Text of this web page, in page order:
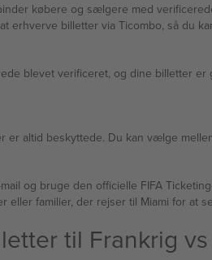
købere og sælgere med
erhverve billetter via Ticombo, så du
blevet verificeret, og dine billetter
er altid beskyttede. Du kan vælge
og bruge den officielle FIFA
— ideelt for grupper eller familier, der rejser til Miami for
til Frankrig